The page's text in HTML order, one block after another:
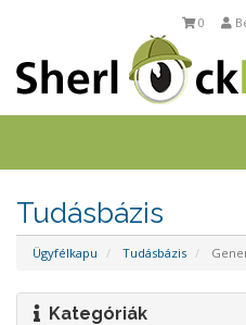
0
Tudásbázis
Ügyfélkapu Tudásbázis
Kategóriák